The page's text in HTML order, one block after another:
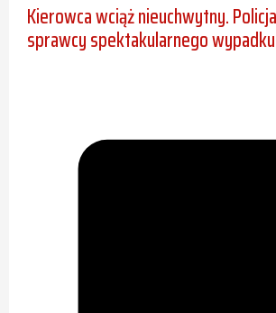
Kierowca wciąż nieuchwytny.
sprawcy spektakularnego